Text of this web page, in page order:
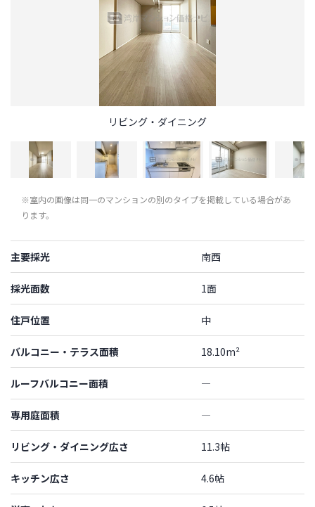
リビング・ダイニング
※室内の画像は同一のマンションの別のタイプを掲載している場合があ
ります。
主要採光 南西
採光面数 1面
住戸位置 中
バルコニー・テラス面積 18.10m²
ルーフバルコニー面積 ―
専用庭面積 ―
リビング・ダイニング広さ 11.3帖
キッチン広さ 4.6帖